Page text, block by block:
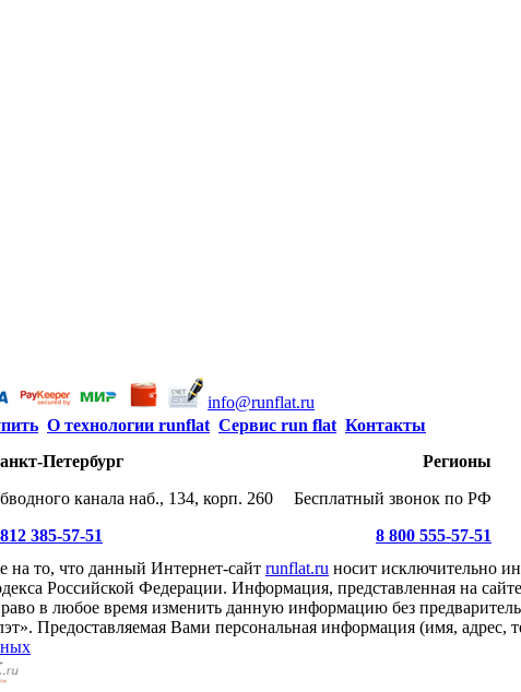
info@runflat.ru
О технологии runflat Сервис run flat Контакты
Петербург
канала наб., 134, корп. 260
385-57-51
Регионы
Бесплатный звонок по РФ
8 800 555-57-51
то, что данный Интернет-сайт runflat.ru носит исключительно
Российской Федерации. Информация, представленная на
в любое время изменить данную информацию без
Предоставляемая Вами персональная информация (имя, адрес,